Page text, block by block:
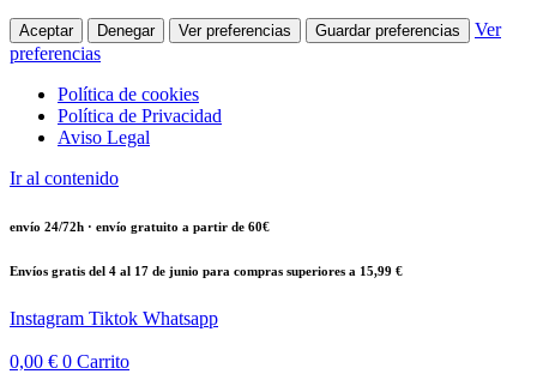
Aceptar Denegar Ver preferencias Guardar preferencias
Ver
preferencias
Política de cookies
Política de Privacidad
Aviso Legal
Ir al contenido
envío 24/72h · envío gratuito a partir de 60€
Envíos gratis del 4 al 17 de junio para compras superiores a 15,99 €
Instagram Tiktok Whatsapp
0,00 € 0 Carrito